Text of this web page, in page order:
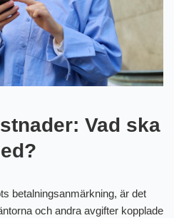
Vad ska
betalningsanmärkning, är det
och andra avgifter kopplade